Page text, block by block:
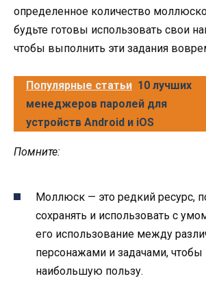
определенное количество
будьте готовы использовать свои
чтобы выполнить эти задания
Популярные статьи 10 лучших
менеджеров паролей для
устройств Android и iOS
Помните:
Моллюск — это редкий ресурс,
сохранять и использовать с
его использование между
персонажами и задачами, чтобы
наибольшую пользу.